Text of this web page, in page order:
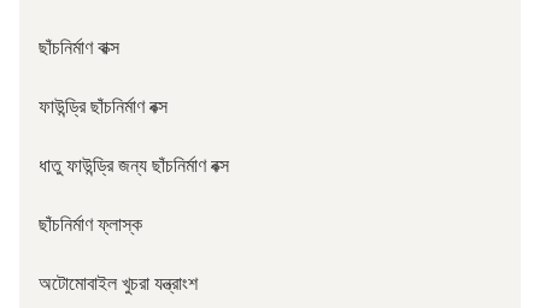
ছাঁচনির্মাণ বাক্স
ফাউন্ড্রি ছাঁচনির্মাণ বক্স
ধাতু ফাউন্ড্রি জন্য ছাঁচনির্মাণ বক্স
ছাঁচনির্মাণ ফ্লাস্ক
অটোমোবাইল খুচরা যন্ত্রাংশ